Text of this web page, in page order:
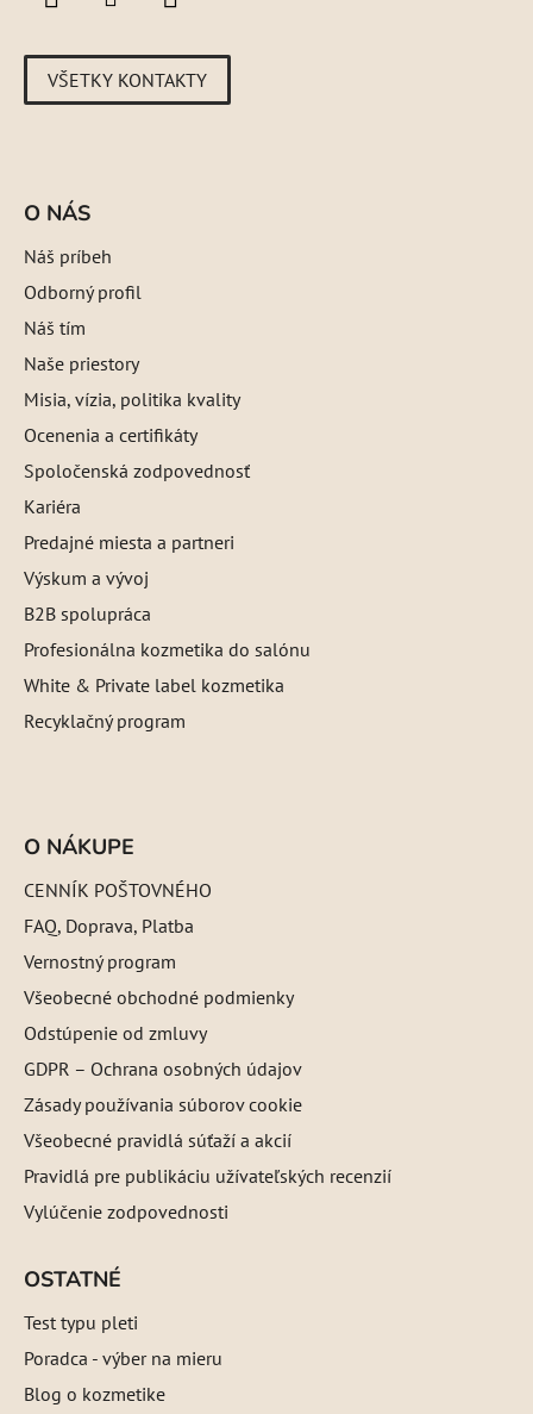
VŠETKY KONTAKTY
O NÁS
Náš príbeh
Odborný profil
Náš tím
Naše priestory
Misia, vízia, politika kvality
Ocenenia a certifikáty
Spoločenská zodpovednosť
Kariéra
Predajné miesta a partneri
Výskum a vývoj
B2B spolupráca
Profesionálna kozmetika do salónu
White & Private label kozmetika
Recyklačný program
O NÁKUPE
CENNÍK POŠTOVNÉHO
FAQ, Doprava, Platba
Vernostný program
Všeobecné obchodné podmienky
Odstúpenie od zmluvy
GDPR – Ochrana osobných údajov
Zásady používania súborov cookie
Všeobecné pravidlá súťaží a akcií
Pravidlá pre publikáciu užívateľských recenzií
Vylúčenie zodpovednosti
OSTATNÉ
Test typu pleti
Poradca - výber na mieru
Blog o kozmetike